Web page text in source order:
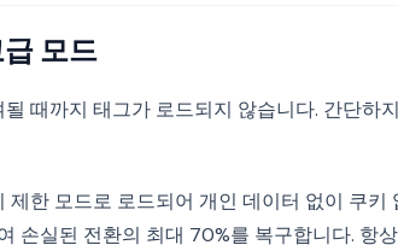
모드
될 때까지 태그가 로드되지 않습니다. 간단하
제한 모드로 로드되어 개인 데이터 없이 쿠
손실된 전환의 최대 70%를 복구합니다. 항